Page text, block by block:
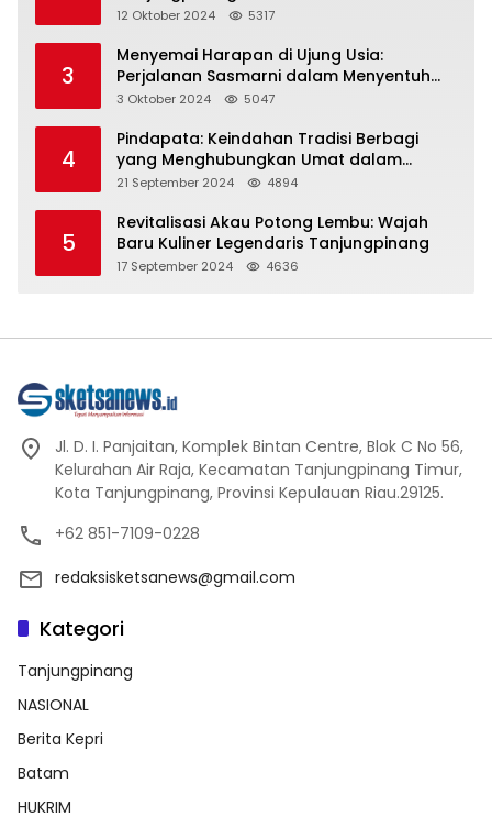
Representasi
12 Oktober 2024 5317
3
Menyemai Harapan di Ujung Usia:
Perjalanan Sasmarni dalam Menyentuh
Hati dan Jiwa
3 Oktober 2024 5047
4
Pindapata: Keindahan Tradisi Berbagi
yang Menghubungkan Umat dalam
Spiritualitas dan Kebersamaan dalam
21 September 2024 4894
5
Revitalisasi Akau Potong Lembu: Wajah
Baru Kuliner Legendaris Tanjungpinang
17 September 2024 4636
Jl. D. I. Panjaitan, Komplek Bintan Centre, Blok C No 56,
Kelurahan Air Raja, Kecamatan Tanjungpinang Timur,
Kota Tanjungpinang, Provinsi Kepulauan Riau.29125.
+62 851-7109-0228
redaksisketsanews@gmail.com
Kategori
Tanjungpinang
NASIONAL
Berita Kepri
Batam
HUKRIM